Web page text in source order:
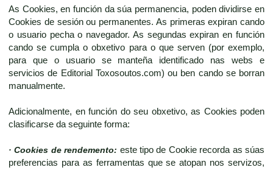
As Cookies, en función da súa permanencia, poden dividirse en
Cookies de sesión ou permanentes. As primeras expiran cando
o usuario pecha o navegador. As segundas expiran en función
cando se cumpla o obxetivo para o que serven (por exemplo,
para que o usuario se manteña identificado nas webs e
servicios de Editorial Toxosoutos.com) ou ben cando se borran
manualmente.
Adicionalmente, en función do seu obxetivo, as Cookies poden
clasificarse da seguinte forma:
· Cookies de rendemento: este tipo de Cookie recorda as súas
preferencias para as ferramentas que se atopan nos servizos,